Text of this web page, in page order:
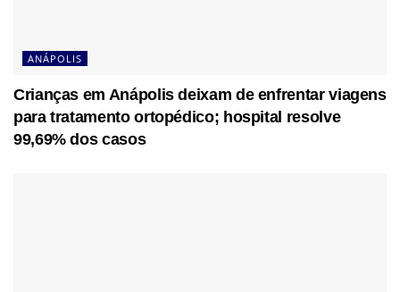
ANÁPOLIS
Crianças em Anápolis deixam de enfrentar viagens
para tratamento ortopédico; hospital resolve
99,69% dos casos